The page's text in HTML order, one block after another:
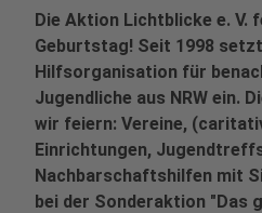
Die Aktion Lichtblicke e. V.
Geburtstag! Seit 1998
Hilfsorganisation für
Jugendliche aus NRW ein.
wir feiern: Vereine,
Einrichtungen,
Nachbarschaftshilfen mit
bei der Sonderaktion "Das